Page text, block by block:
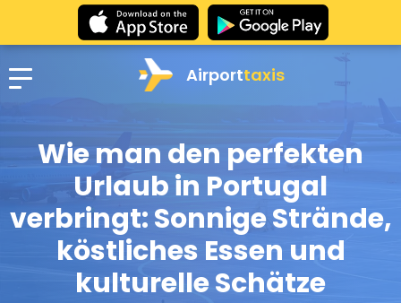
Airporttaxis
Wie man den perfekten
Urlaub in Portugal
verbringt: Sonnige Strände,
köstliches Essen und
kulturelle Schätze